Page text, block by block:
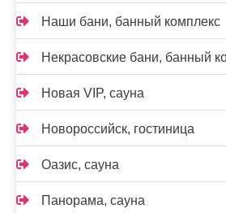
Наши бани, банный комплекс
Некрасовские бани, банный
Новая VIP, сауна
Новороссийск, гостиница
Оазис, сауна
Панорама, сауна